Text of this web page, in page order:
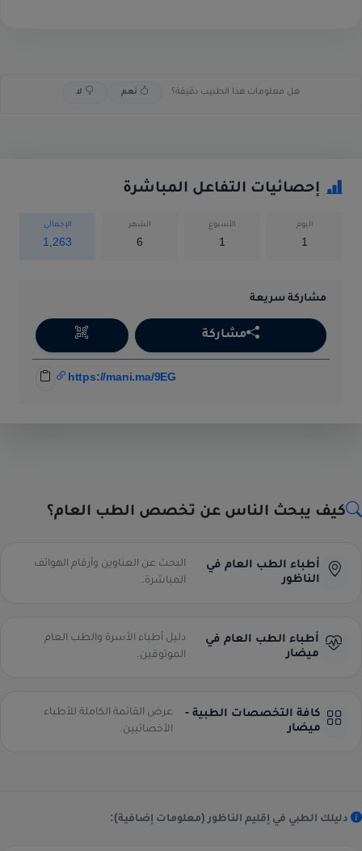
هل معلومات هذا الطبيب دقيقة؟ نعم لا
إحصائيات التفاعل المباشرة
اليوم
1
الأسبوع
1
الشهر
6
الإجمالي
1,263
مشاركة سريعة
مشاركة
https://mani.ma/9EG
كيف يبحث الناس عن تخصص الطب العام؟
أطباء الطب العام في
الناظور
البحث عن العناوين وأرقام الهواتف
المباشرة.
أطباء الطب العام في
ميضار
دليل أطباء الأسرة والطب العام
الموثوقين.
كافة التخصصات الطبية -
ميضار
عرض القائمة الكاملة للأطباء
الأخصائيين.
دليلك الطبي في إقليم الناظور (معلومات إضافية):